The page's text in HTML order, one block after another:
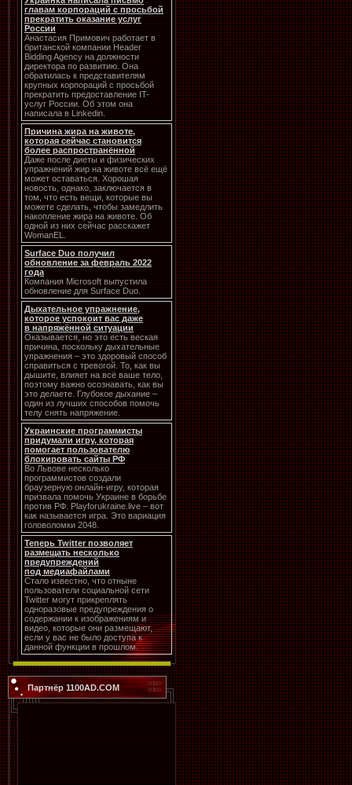
главам корпораций с просьбой
прекратить оказание услуг
России
Анастасия Примович работает в
британской компании Header
Bidding Agency на должности
директора по развитию. Она
обратилась к представителям
крупных корпораций с просьбой
прекратить предоставление IT-
услуг России. Об этом она
написала в Linkedin.
Причина жира на животе,
которая сейчас становится
более распространённой
Даже после диеты и физических
упражнений жир на животе всё ещё
может оставаться. Хорошая
новость, однако, заключается в
том, что есть вещи, которые вы
можете сделать, чтобы замедлить
накопление жира на животе. Об
одной из них сейчас расскажет
WomanEL.
Surface Duo получил
обновление за февраль 2022
года
Компания Microsoft выпустила
обновление для Surface Duo.
Дыхательное упражнение,
которое успокоит вас даже
в напряжённой ситуации
Оказывается, но это есть веская
причина, поскольку дыхательные
упражнения – это здоровый способ
справиться с тревогой. То, как вы
дышите, влияет на всё ваше тело,
поэтому важно осознавать, как вы
это делаете. Глубокое дыхание –
один из лучших способов помочь
телу снять напряжение.
Украинские программисты
придумали игру, которая
помогает пользователю
блокировать сайты РФ
Во Львове несколько
программистов создали
браузерную онлайн-игру, которая
призвала помочь Украине в борьбе
против РФ. Playforukraine.live – вот
как называется игра. Это вариация
головоломки 2048.
Теперь Twitter позволяет
размещать несколько
предупреждений
под медиафайлами
Стало известно, что отныне
пользователи социальной сети
Twitter могут прикреплять
одноразовые предупреждения о
содержании к изображениям и
видео, которые они размещают,
если у вас не было доступа к
данной функции в прошлом.
Партнёр 1100AD.COM